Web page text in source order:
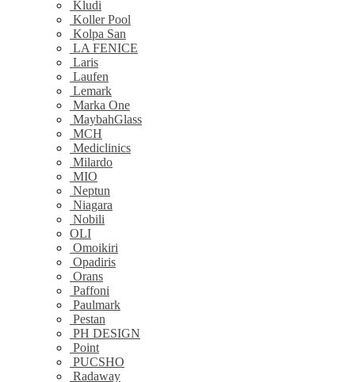
Kludi
Koller Pool
Kolpa San
LA FENICE
Laris
Laufen
Lemark
Marka One
MaybahGlass
MCH
Mediclinics
Milardo
MIO
Neptun
Niagara
Nobili
OLI
Omoikiri
Opadiris
Orans
Paffoni
Paulmark
Pestan
PH DESIGN
Point
PUCSHO
Radaway